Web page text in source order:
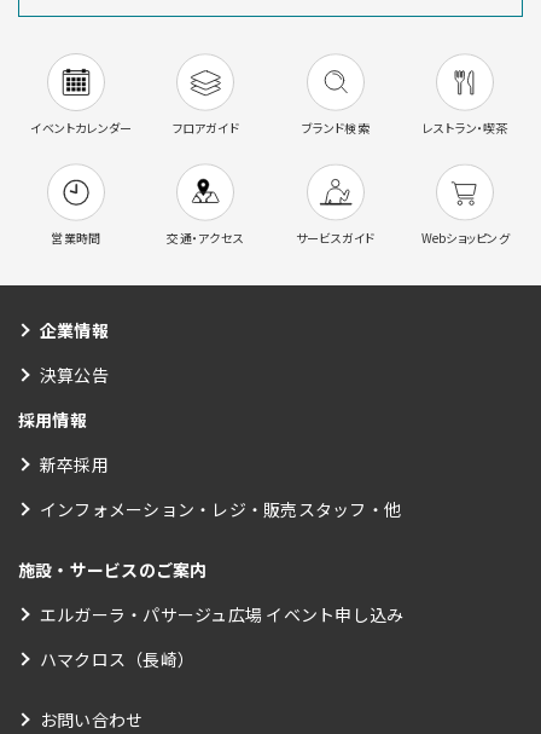
イベントカレンダー フロアガイド ブランド検索 レストラン・喫茶
営業時間 交通・アクセス サービスガイド Webショッピング
企業情報
決算公告
採用情報
新卒採用
インフォメーション・レジ・販売スタッフ・他
施設・サービスのご案内
エルガーラ・パサージュ広場 イベント申し込み
ハマクロス（長崎）
お問い合わせ